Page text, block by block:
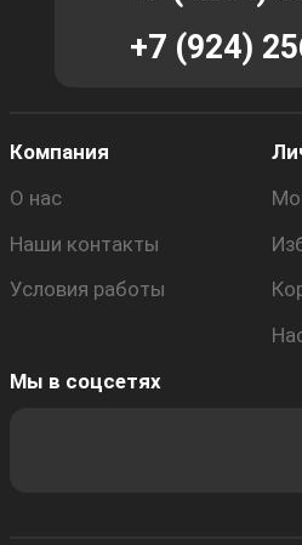
+7 (924)
Компания
О нас
Наши контакты
Условия работы
Мы в соцсетях